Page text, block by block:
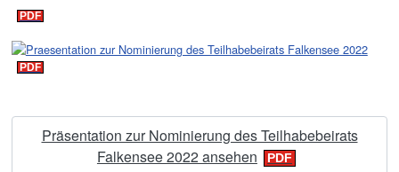
Präsentation zur Nominierung des Teilhabebeirats
Falkensee 2022 ansehen